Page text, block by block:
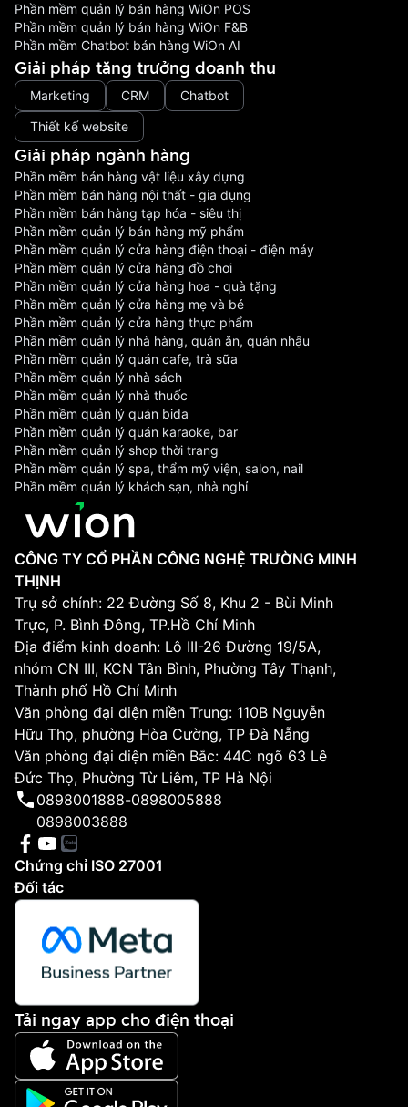
Phần mềm quản lý bán hàng WiOn POS
Phần mềm quản lý bán hàng WiOn F&B
Phần mềm Chatbot bán hàng WiOn AI
Giải pháp tăng trưởng doanh thu
Marketing CRM
Chatbot
Thiết kế website
Giải pháp ngành hàng
Phần mềm bán hàng vật liệu xây dựng
Phần mềm bán hàng nội thất - gia dụng
Phần mềm bán hàng tạp hóa - siêu thị
Phần mềm quản lý bán hàng mỹ phẩm
Phần mềm quản lý cửa hàng điện thoại - điện máy
Phần mềm quản lý cửa hàng đồ chơi
Phần mềm quản lý cửa hàng hoa - quà tặng
Phần mềm quản lý cửa hàng mẹ và bé
Phần mềm quản lý cửa hàng thực phẩm
Phần mềm quản lý nhà hàng, quán ăn, quán nhậu
Phần mềm quản lý quán cafe, trà sữa
Phần mềm quản lý nhà sách
Phần mềm quản lý nhà thuốc
Phần mềm quản lý quán bida
Phần mềm quản lý quán karaoke, bar
Phần mềm quản lý shop thời trang
Phần mềm quản lý spa, thẩm mỹ viện, salon, nail
Phần mềm quản lý khách sạn, nhà nghỉ
CÔNG TY CỔ PHẦN CÔNG NGHỆ TRƯỜNG MINH
THỊNH
Trụ sở chính: 22 Đường Số 8, Khu 2 - Bùi Minh
Trực, P. Bình Đông, TP.Hồ Chí Minh
Địa điểm kinh doanh: Lô III-26 Đường 19/5A,
nhóm CN III, KCN Tân Bình, Phường Tây Thạnh,
Thành phố Hồ Chí Minh
Văn phòng đại diện miền Trung: 110B Nguyễn
Hữu Thọ, phường Hòa Cường, TP Đà Nẵng
Văn phòng đại diện miền Bắc: 44C ngõ 63 Lê
Đức Thọ, Phường Từ Liêm, TP Hà Nội
0898001888-0898005888
0898003888
Chứng chỉ ISO 27001
Đối tác
Tải ngay app cho điện thoại